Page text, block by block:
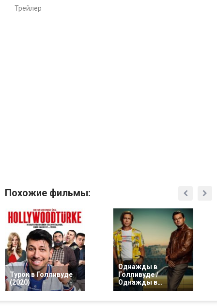
Трейлер
Похожие фильмы:
Турок в Голливуде
(2020)
Однажды в
Голливуде /
Однажды в…